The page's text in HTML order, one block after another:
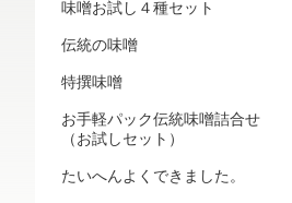
味噌お試し４種セット
伝統の味噌
特撰味噌
お手軽パック伝統味噌詰合せ
（お試しセット）
たいへんよくできました。